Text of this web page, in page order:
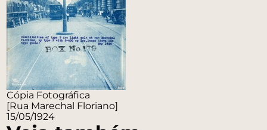
Cópia Fotográfica
[Rua Marechal Floriano]
15/05/1924